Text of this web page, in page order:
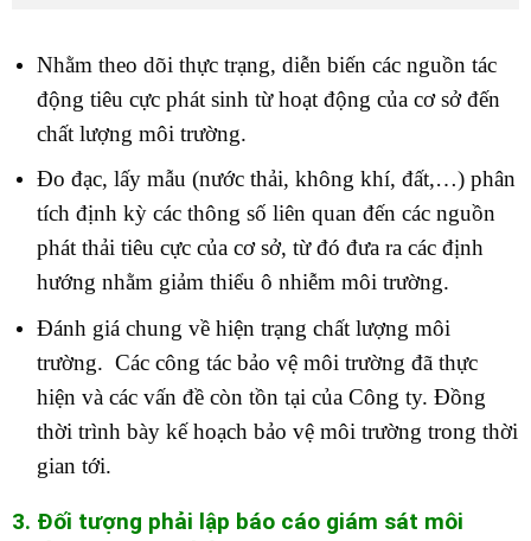
Nhằm theo dõi thực trạng, diễn biến các nguồn tác
động tiêu cực phát sinh từ hoạt động của cơ sở đến
chất lượng môi trường.
Đo đạc, lấy mẫu (nước thải, không khí, đất,…) phân
tích định kỳ các thông số liên quan đến các nguồn
phát thải tiêu cực của cơ sở, từ đó đưa ra các định
hướng nhằm giảm thiểu ô nhiễm môi trường.
Đánh giá chung về hiện trạng chất lượng môi
trường. Các công tác bảo vệ môi trường đã thực
hiện và các vấn đề còn tồn tại của Công ty. Đồng
thời trình bày kế hoạch bảo vệ môi trường trong thời
gian tới.
3. Đối tượng phải lập báo cáo giám sát môi